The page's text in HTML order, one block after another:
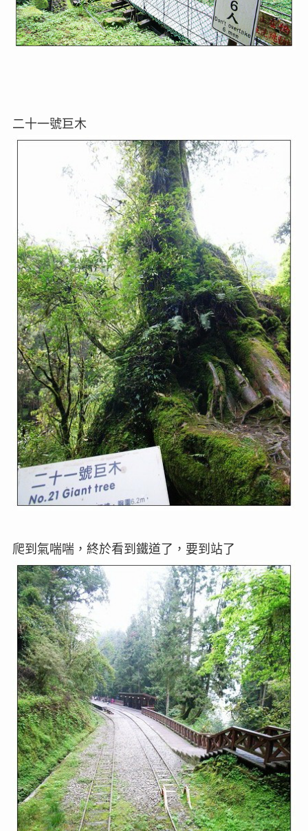
二十一號巨木
爬到氣喘喘，終於看到鐵道了，要到站了